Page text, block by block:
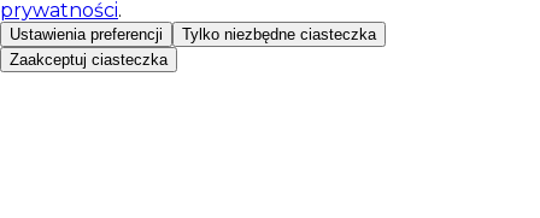
prywatności.
Ustawienia preferencji
Tylko niezbędne ciasteczka
Zaakceptuj ciasteczka